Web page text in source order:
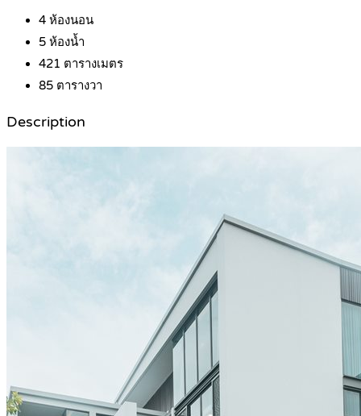
4 ห้องนอน
5 ห้องน้ำ
421 ตารางเมตร
85 ตารางวา
Description